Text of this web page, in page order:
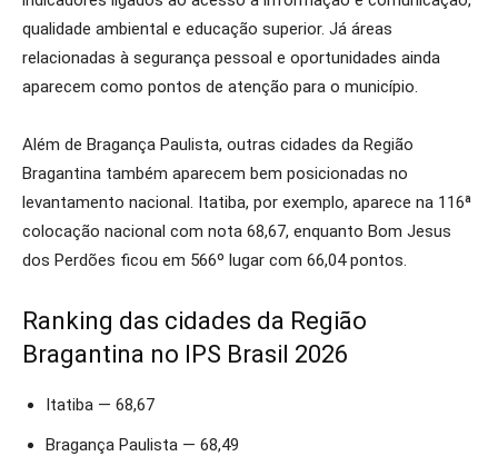
qualidade ambiental e educação superior. Já áreas
relacionadas à segurança pessoal e oportunidades ainda
aparecem como pontos de atenção para o município.
Além de Bragança Paulista, outras cidades da Região
Bragantina também aparecem bem posicionadas no
levantamento nacional. Itatiba, por exemplo, aparece na 116ª
colocação nacional com nota 68,67, enquanto Bom Jesus
dos Perdões ficou em 566º lugar com 66,04 pontos.
Ranking das cidades da Região
Bragantina no IPS Brasil 2026
Itatiba — 68,67
Bragança Paulista — 68,49